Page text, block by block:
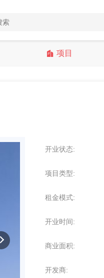
项目
开业状态:
项目类型:
租金模式:
开业时间:
商业面积:
开发商: